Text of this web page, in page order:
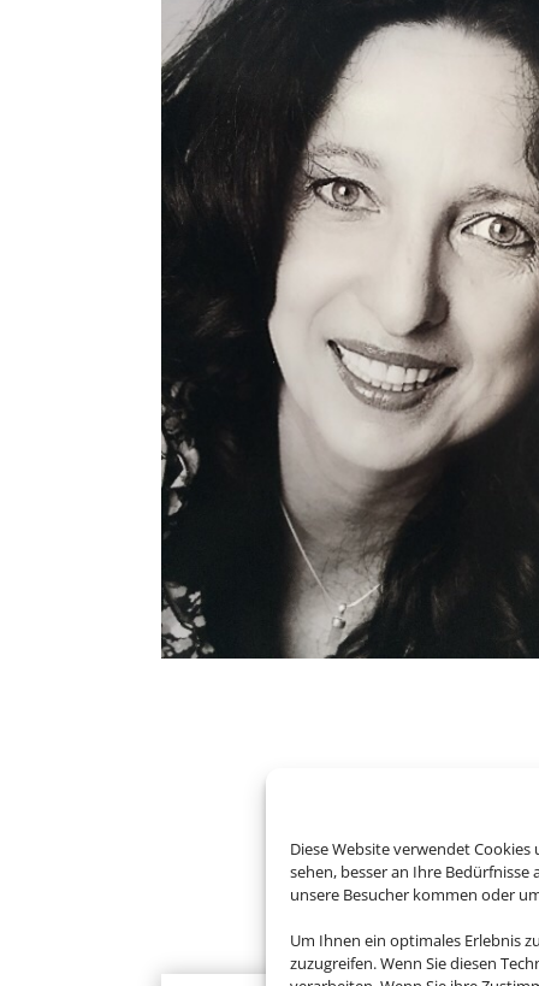
Diese Website verwendet
sehen, besser an Ihre
unsere Besucher kommen oder
Um Ihnen ein optimales Erlebnis
zuzugreifen. Wenn Sie diesen
ab 4500.00 € (p. P.)